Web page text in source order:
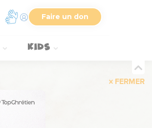
Faire un don
FERMER